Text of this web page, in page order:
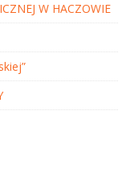
W HACZOWIE